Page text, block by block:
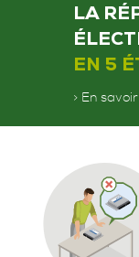
LA
EN 5
> En